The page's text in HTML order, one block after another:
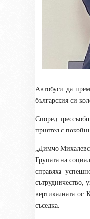
Автобуси да
българския си
Според
приятел с
„Димчо
Групата на
справяха
сътрудничество,
вертикалната
съседка